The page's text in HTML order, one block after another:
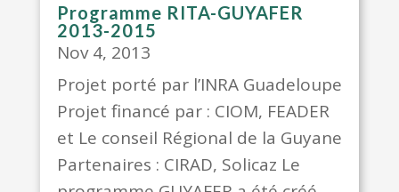
Programme RITA-GUYAFER
2013-2015
Nov 4, 2013
Projet porté par l’INRA Guadeloupe
Projet financé par : CIOM, FEADER
et Le conseil Régional de la Guyane
Partenaires : CIRAD, Solicaz Le